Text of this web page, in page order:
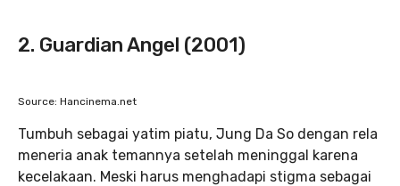
2. Guardian Angel (2001)
Source: Hancinema.net
Tumbuh sebagai yatim piatu, Jung Da So dengan rela
meneria anak temannya setelah meninggal karena
kecelakaan. Meski harus menghadapi stigma sebagai